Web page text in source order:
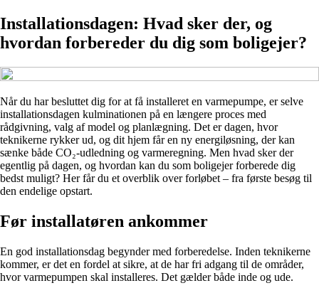
Installationsdagen: Hvad sker der, og
hvordan forbereder du dig som boligejer?
Når du har besluttet dig for at få installeret en varmepumpe, er selve
installationsdagen kulminationen på en længere proces med
rådgivning, valg af model og planlægning. Det er dagen, hvor
teknikerne rykker ud, og dit hjem får en ny energiløsning, der kan
sænke både CO₂-udledning og varmeregning. Men hvad sker der
egentlig på dagen, og hvordan kan du som boligejer forberede dig
bedst muligt? Her får du et overblik over forløbet – fra første besøg til
den endelige opstart.
Før installatøren ankommer
En god installationsdag begynder med forberedelse. Inden teknikerne
kommer, er det en fordel at sikre, at de har fri adgang til de områder,
hvor varmepumpen skal installeres. Det gælder både inde og ude.